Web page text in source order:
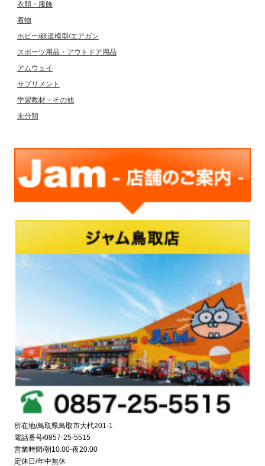
衣類・服飾
着物
ホビー/鉄道模型/エアガン
スポーツ用品・アウトドア用品
アムウェイ
サプリメント
学習教材・その他
未分類
所在地/鳥取県鳥取市大杙201-1
電話番号/0857-25-5515
営業時間/朝10:00-夜20:00
定休日/年中無休